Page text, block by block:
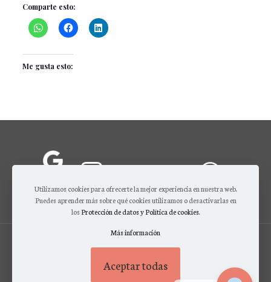
Comparte esto:
Me gusta esto:
© 2026 Codes Id Cosmetics. EU - Todos los derechos reservados |
SERVICIOS SKIN TRAINER CONTACTO
Utilizamos cookies para ofrecerte la mejor experiencia en nuestra web.
Puedes aprender más sobre qué cookies utilizamos o desactivarlas en
losProtección de datos y Política de cookies.
Más información
Aceptar todas
English